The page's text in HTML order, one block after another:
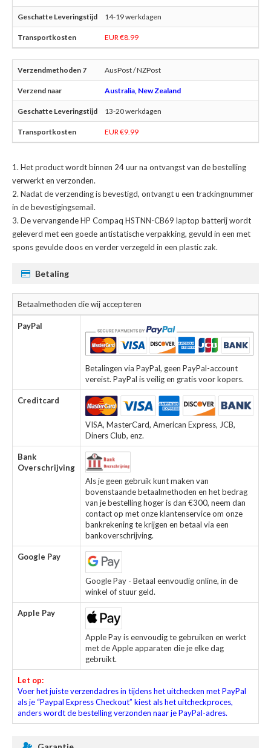
14-19 werkdagen
EUR €8.99
AusPost / NZPost
Australia, New Zealand
13-20 werkdagen
EUR €9.99
Het product wordt binnen 24 uur na ontvangst van de bestelling
verwerkt en verzonden.
Nadat de verzending is bevestigd, ontvangt u een trackingnummer
in de bevestigingsemail.
Devervangende HP Compaq HSTNN-CB69 laptop batterijwordt
geleverd met een goede antistatische verpakking, gevuld in een met
spons gevulde doos en verder verzegeld in een plastic zak.
Betaling
Betaalmethoden die wij accepteren
PayPal
Betalingen via PayPal, geen PayPal-account
vereist. PayPal is veilig en gratis voor kopers.
Creditcard
VISA, MasterCard, American Express, JCB,
Diners Club, enz.
Bank
Overschrijving
Als je geen gebruik kunt maken van
bovenstaande betaalmethoden en het bedrag
van je bestelling hoger is dan €300, neem dan
contact op met onze klantenservice om onze
bankrekening te krijgen en betaal via een
bankoverschrijving.
Google Pay
Google Pay - Betaal eenvoudig online, in de
winkel of stuur geld.
Apple Pay
Apple Pay is eenvoudig te gebruiken en werkt
met de Apple apparaten die je elke dag
gebruikt.
Let op:
Voer het juiste verzendadres in tijdens het uitchecken met PayPal
als je “Paypal Express Checkout” kiest als het uitcheckproces,
anders wordt de bestelling verzonden naar je PayPal-adres.